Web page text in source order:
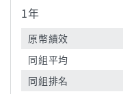
1年
原幣績效
同組平均
同組排名